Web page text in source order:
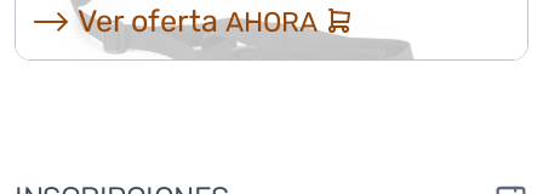
⟶ Ver ofertaAHORA